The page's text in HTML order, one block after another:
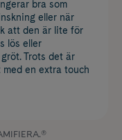
bra som
eller när
att den är lite för
lös eller
Trots det är
en extra touch